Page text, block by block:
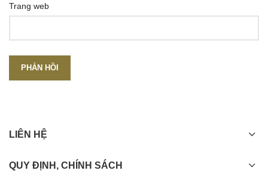
Trang web
LIÊN HỆ
QUY ĐỊNH, CHÍNH SÁCH